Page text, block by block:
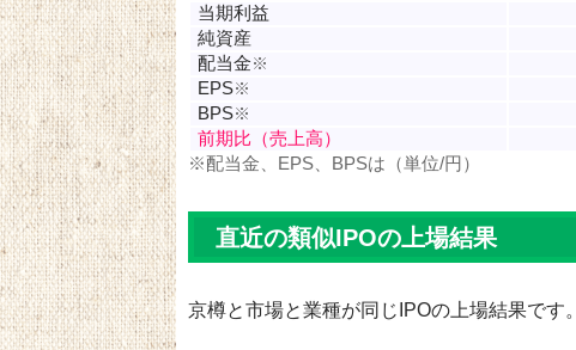
当期利益
純資産
配当金※
EPS※
BPS※
前期比（売上高）
※配当金、EPS、BPSは（単位/円）
直近の類似IPOの上場結果
京樽と市場と業種が同じIPOの上場結果です。